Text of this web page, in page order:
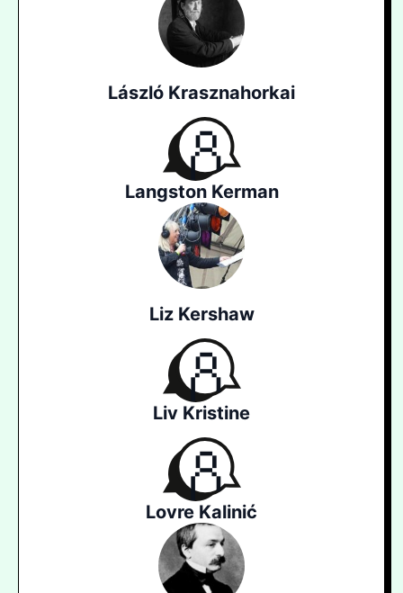
László Krasznahorkai
Langston Kerman
Liz Kershaw
Liv Kristine
Lovre Kalinić